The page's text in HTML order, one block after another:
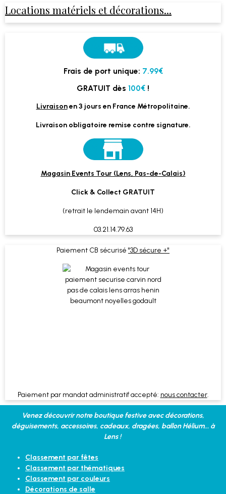
Locations matériels et décorations...
Frais de port unique: 7.99€
GRATUIT dès 100€ !
Livraisonen 3 jours en France Métropolitaine.
Livraison obligatoire remise contre signature.
Magasin Events Tour (Lens, Pas-de-Calais)
Click & Collect GRATUIT
(retrait le lendemain avant 14H)
03.21.14.79.63
Paiement CB sécurisé "3D sécure +"
Paiement par mandat administratif accepté: nous contacter.
Venez découvrir notre boutique festive avec décorations,
déguisements, accessoires, cadeaux, dragées, ballon Hélium... à
Lens !
Classement par fêtes
Classement par thématiques
Classement par couleurs
Décorations de salle